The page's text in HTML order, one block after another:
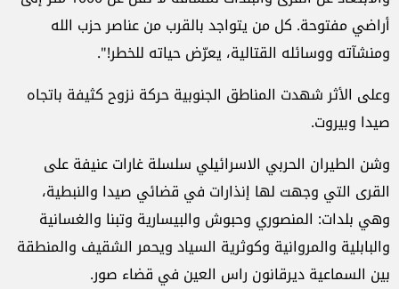
أراضي مفتوحة. كل من يتواجد بالقرب من عناصر حزب الله
ومنشآته ووسائله القتالية، يعرّض حياته للخطر!".
وعلى الأثر شهدت المناطق الجنوبية حركة نزوح كثيفة باتجاه
صيدا وبيروت.
وشن الطيران الحربي الاسرائيلي سلسلة غارات عنيفة على
القرى التي وجهت لها إنذارات في قضائي صيدا والنبطية،
وهي بلدات: المنصوري وحبوش والبيسارية وتبنا والغسانية
والبابلية والمروانية وكوثرية السياد ويحمر الشقيف والمنطقة
بين السماعية ديرقانون راس العين في قضاء صور.